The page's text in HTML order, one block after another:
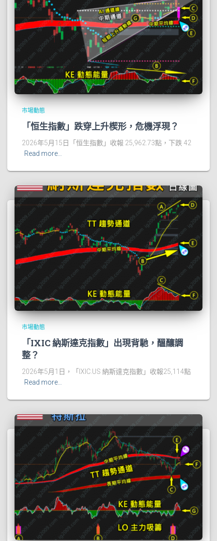
市場動態
「恒生指數」跌穿上升楔形，危機浮現？
2026年5月15日「恒生指數」收報 25,962.73點，下跌 42
Read more…
市場動態
「IXIC 納斯達克指數」出現背馳，醞釀調
整？
2026年5月1日，「IXIC.US 納斯達克指數」收報25,114點
Read more…